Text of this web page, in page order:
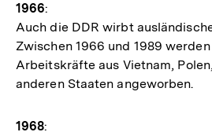
1966:
Auch die DDR wirbt
Zwischen 1966 und 1989
Arbeitskräfte aus Vietnam,
anderen Staaten angeworben.
1968: